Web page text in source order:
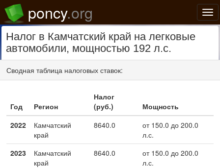
poncy.org
Налог в Камчатский край на легковые
автомобили, мощностью 192 л.с.
Сводная таблица налоговых ставок:
Год Регион
Налог
(руб.)
Мощность
2022
Камчатский
край
8640.0
от 150.0 до 200.0
л.с.
2023
Камчатский
край
8640.0
от 150.0 до 200.0
л.с.